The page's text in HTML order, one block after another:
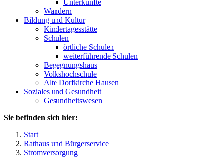
Unterkünfte
Wandern
Bildung und Kultur
Kindertagesstätte
Schulen
örtliche Schulen
weiterführende Schulen
Begegnungshaus
Volkshochschule
Alte Dorfkirche Hausen
Soziales und Gesundheit
Gesundheitswesen
Sie befinden sich hier:
Start
Rathaus und Bürgerservice
Stromversorgung